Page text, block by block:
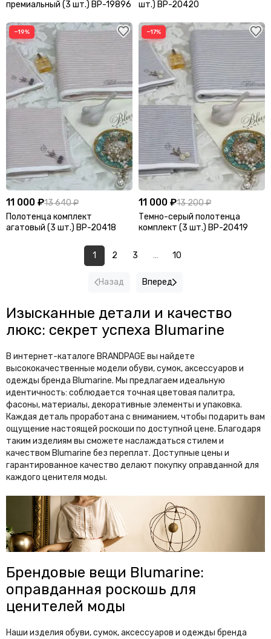
Reebok
Rene Caovilla
Renzo Rinaldi
Represent
Rhude
Richard Mille
Roberto Cavalli
Rolex
S
Saint Michael
Salvatore Ferragamo
Sandro
Santoni
Self-Portrait
Simone Rocha
Stefano Ricci
Stella McCartney
Stone Island
Stuart Weitzman
Supreme
The Row
Tiffany&Co
Tods
Toteme
U
UGG
V
Valentino Garavani VLTN
Van Cleef & Arpels
Vehla
Vetements
Victoria Beckham
Vivienne Westwood
W
Y
Y-3
Yves Saint Laurent
премиальный (3 шт.) BP-19896
шт.) BP-20420
−19%
11 000 ₽13 640 ₽
Полотенца комплект
агатовый (3 шт.) BP-20418
−17%
11 000 ₽13 200 ₽
Темно-серый полотенца
комплект (3 шт.) BP-20419
Назад
1 2 3 ... 10
Вперед
Изысканные детали и качество
люкс: секрет успеха Blumarine
В интернет-каталоге BRANDPAGE вы найдете
высококачественные модели обуви, сумок, аксессуаров и
одежды бренда Blumarine. Мы предлагаем идеальную
идентичность: соблюдается точная цветовая палитра,
фасоны, материалы, декоративные элементы и упаковка.
Каждая деталь проработана с вниманием, чтобы подарить вам
ощущение настоящей роскоши по доступной цене. Благодаря
таким изделиям вы сможете наслаждаться стилем и
качеством Blumarine без переплат. Доступные цены и
гарантированное качество делают покупку оправданной для
каждого ценителя моды.
Брендовые вещи Blumarine:
оправданная роскошь для
ценителей моды
Наши изделия обуви, сумок, аксессуаров и одежды бренда